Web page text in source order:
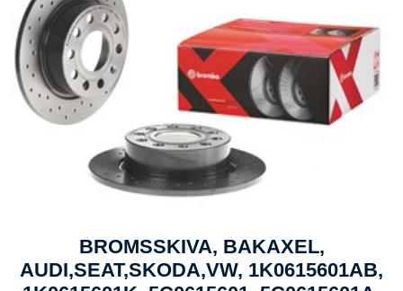
BROMSSKIVA, BAKAXEL,
AUDI,SEAT,SKODA,VW, 1K0615601AB,